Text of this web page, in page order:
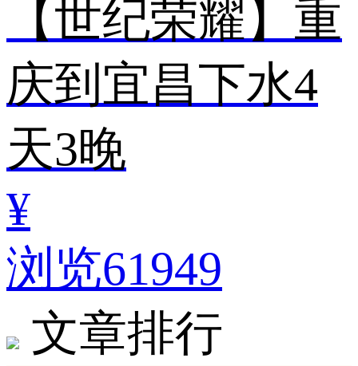
【世纪荣耀】重
庆到宜昌下水4
天3晚
¥
浏览61949
文章排行